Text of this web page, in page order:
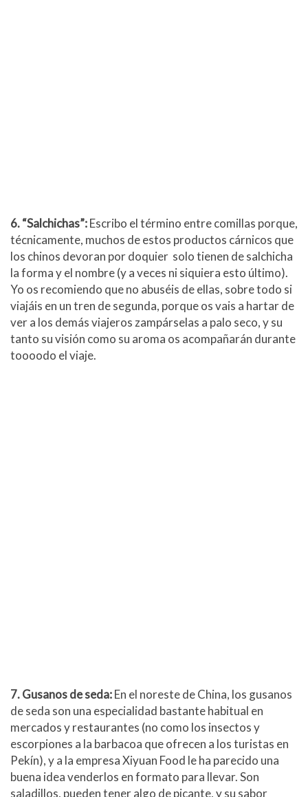
6. “Salchichas”:Escribo el término entre comillas porque,
técnicamente, muchos de estos productos cárnicos que
los chinos devoran por doquier solo tienen de salchicha
la forma y el nombre (y a veces ni siquiera esto último).
Yo os recomiendo que no abuséis de ellas, sobre todo si
viajáis en un tren de segunda, porque os vais a hartar de
ver a los demás viajeros zampárselas a palo seco, y su
tanto su visión como su aroma os acompañarán durante
toooodo el viaje.
7. Gusanos de seda:En el noreste de China, los gusanos
de seda son una especialidad bastante habitual en
mercados y restaurantes (no como los insectos y
escorpiones a la barbacoa que ofrecen a los turistas en
Pekín), y a la empresa Xiyuan Food le ha parecido una
buena idea venderlos en formato para llevar. Son
saladillos, pueden tener algo de picante, y su sabor